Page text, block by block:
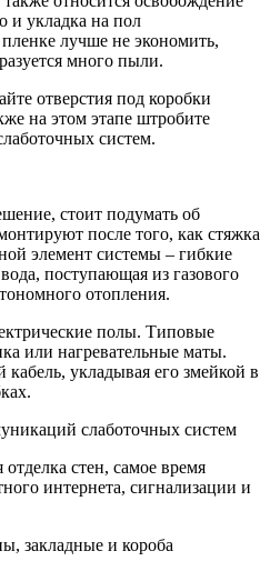
и укладка на пол
лучше не экономить,
много пыли.
отверстия под коробки
на этом этапе штробите
систем.
стоит подумать об
после того, как стяжка
элемент системы – гибкие
поступающая из газового
отопления.
полы. Типовые
или нагревательные маты.
укладывая его змейкой в
слаботочных систем
стен, самое время
интернета, сигнализации и
закладные и короба